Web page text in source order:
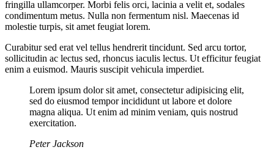
fringilla ullamcorper. Morbi felis orci, lacinia a velit et, sodales
condimentum metus. Nulla non fermentum nisl. Maecenas id
molestie turpis, sit amet feugiat lorem.
Curabitur sed erat vel tellus hendrerit tincidunt. Sed arcu tortor,
sollicitudin ac lectus sed, rhoncus iaculis lectus. Ut efficitur feugiat
enim a euismod. Mauris suscipit vehicula imperdiet.
Lorem ipsum dolor sit amet, consectetur adipisicing elit,
sed do eiusmod tempor incididunt ut labore et dolore
magna aliqua. Ut enim ad minim veniam, quis nostrud
exercitation.
Peter Jackson